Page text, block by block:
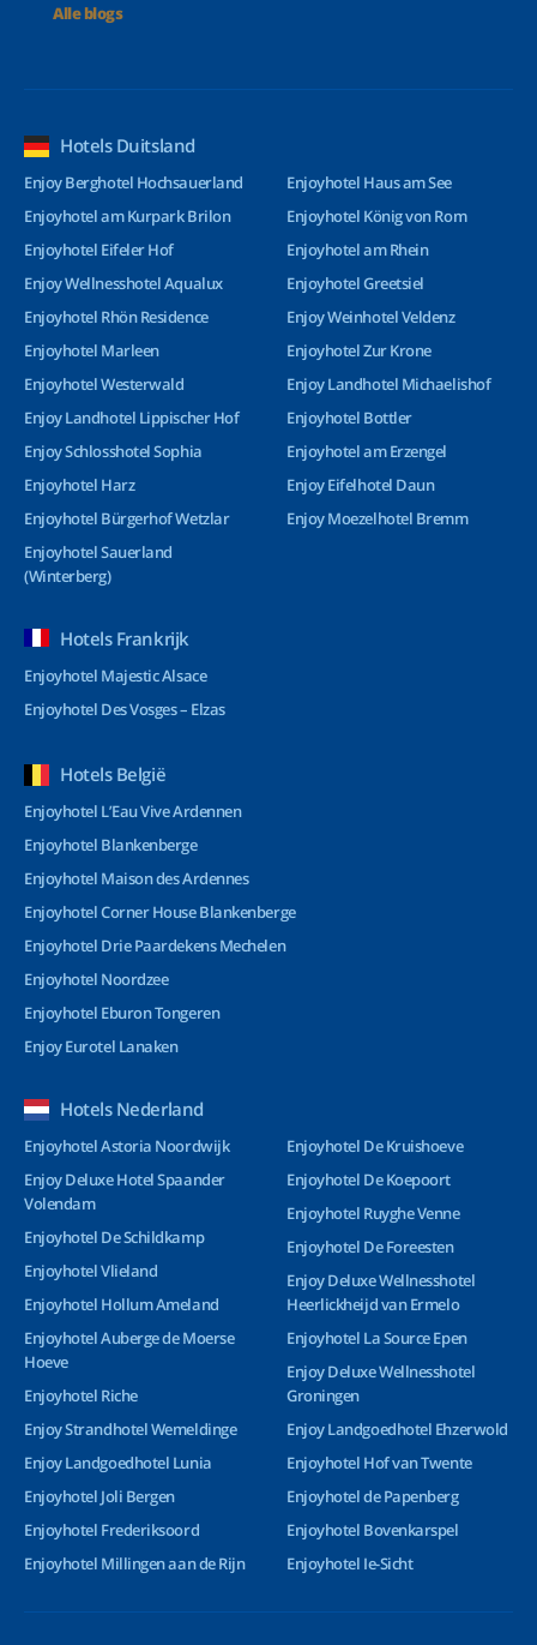
Alle blogs
Hotels Duitsland
Enjoy Berghotel Hochsauerland
Enjoyhotel am Kurpark Brilon
Enjoyhotel Eifeler Hof
Enjoy Wellnesshotel Aqualux
Enjoyhotel Rhön Residence
Enjoyhotel Marleen
Enjoyhotel Westerwald
Enjoy Landhotel Lippischer Hof
Enjoy Schlosshotel Sophia
Enjoyhotel Harz
Enjoyhotel Bürgerhof Wetzlar
Enjoyhotel Sauerland
(Winterberg)
Enjoyhotel Haus am See
Enjoyhotel König von Rom
Enjoyhotel am Rhein
Enjoyhotel Greetsiel
Enjoy Weinhotel Veldenz
Enjoyhotel Zur Krone
Enjoy Landhotel Michaelishof
Enjoyhotel Bottler
Enjoyhotel am Erzengel
Enjoy Eifelhotel Daun
Enjoy Moezelhotel Bremm
Hotels Frankrijk
Enjoyhotel Majestic Alsace
Enjoyhotel Des Vosges – Elzas
Hotels België
Enjoyhotel L’Eau Vive Ardennen
Enjoyhotel Blankenberge
Enjoyhotel Maison des Ardennes
Enjoyhotel Corner House Blankenberge
Enjoyhotel Drie Paardekens Mechelen
Enjoyhotel Noordzee
Enjoyhotel Eburon Tongeren
Enjoy Eurotel Lanaken
Hotels Nederland
Enjoyhotel Astoria Noordwijk
Enjoy Deluxe Hotel Spaander
Volendam
Enjoyhotel De Schildkamp
Enjoyhotel Vlieland
Enjoyhotel Hollum Ameland
Enjoyhotel Auberge de Moerse
Hoeve
Enjoyhotel Riche
Enjoy Strandhotel Wemeldinge
Enjoy Landgoedhotel Lunia
Enjoyhotel Joli Bergen
Enjoyhotel Frederiksoord
Enjoyhotel Millingen aan de Rijn
Enjoyhotel De Kruishoeve
Enjoyhotel De Koepoort
Enjoyhotel Ruyghe Venne
Enjoyhotel De Foreesten
Enjoy Deluxe Wellnesshotel
Heerlickheijd van Ermelo
Enjoyhotel La Source Epen
Enjoy Deluxe Wellnesshotel
Groningen
Enjoy Landgoedhotel Ehzerwold
Enjoyhotel Hof van Twente
Enjoyhotel de Papenberg
Enjoyhotel Bovenkarspel
Enjoyhotel Ie-Sicht